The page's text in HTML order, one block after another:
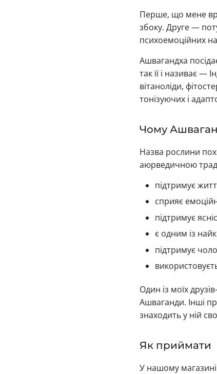
Перше, що мене
збоку. Друге —
психоемоційних
Ашвагандха
так її і називає —
вітаноліди,
тонізуючих і
Чому
Назва рослини
аюрведичною
підтримує
сприяє
підтримує
є одним із
підтримує
Один із моїх
Ашваганди. Інші
знаходить у ній
Як приймати
У нашому